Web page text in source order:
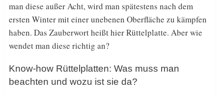
man diese außer Acht, wird man spätestens nach dem
ersten Winter mit einer unebenen Oberfläche zu kämpfen
haben. Das Zauberwort heißt hier Rüttelplatte. Aber wie
wendet man diese richtig an?
Know-how Rüttelplatten: Was muss man
beachten und wozu ist sie da?